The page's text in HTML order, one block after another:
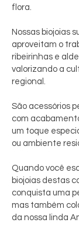
flora.
Nossas biojoias
aproveitam o
ribeirinhas e
valorizando a
regional.
São acessórios
com
um toque
ou ambiente
Quando você
biojoias destas
conquista uma
mas também
da nossa linda